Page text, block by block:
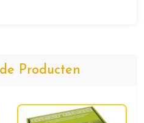
Producten